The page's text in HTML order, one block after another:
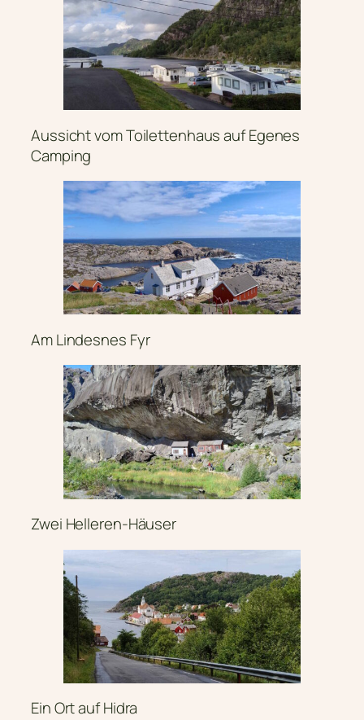
Aussicht vom Toilettenhaus auf Egenes
Camping
Am Lindesnes Fyr
Zwei Helleren-Häuser
Ein Ort auf Hidra